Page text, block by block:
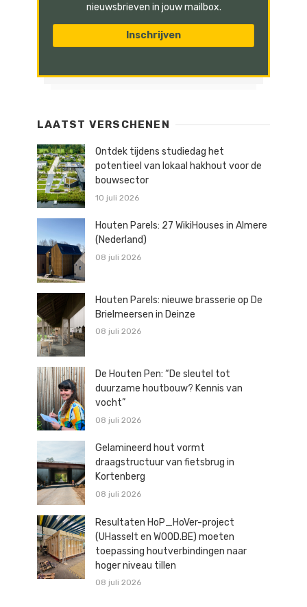
nieuwsbrieven in jouw mailbox.
LAATST VERSCHENEN
Ontdek tijdens studiedag het
potentieel van lokaal hakhout voor de
bouwsector
10 juli 2026
Houten Parels: 27 WikiHouses in Almere
(Nederland)
08 juli 2026
Houten Parels: nieuwe brasserie op De
Brielmeersen in Deinze
08 juli 2026
De Houten Pen: “De sleutel tot
duurzame houtbouw? Kennis van
vocht”
08 juli 2026
Gelamineerd hout vormt
draagstructuur van fietsbrug in
Kortenberg
08 juli 2026
Resultaten HoP_HoVer-project
(UHasselt en WOOD.BE) moeten
toepassing houtverbindingen naar
hoger niveau tillen
08 juli 2026